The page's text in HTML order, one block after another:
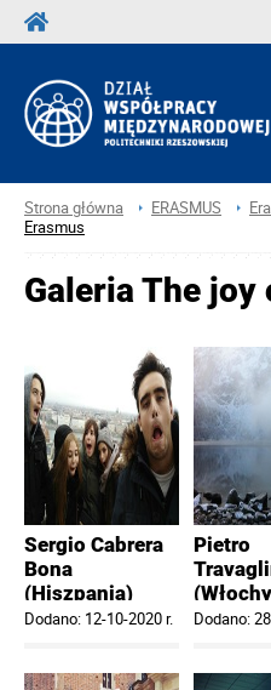
Strona główna ERASMUS
Erasmus
Galeria The joy
Sergio Cabrera
Bona
(Hiszpania)
2015/16
Dodano: 12-10-2020 r.
Pietro
2014/
Dodano: